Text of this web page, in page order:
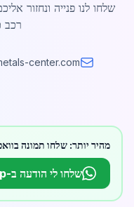
שלחו לנו פנייה ונחזור
רכב
center.com
מהיר יותר: שלחו תמונה
שלחו לי הודעה ב-WhatsApp